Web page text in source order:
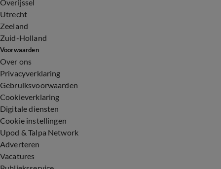
Overijssel
Utrecht
Zeeland
Zuid-Holland
Voorwaarden
Over ons
Privacyverklaring
Gebruiksvoorwaarden
Cookieverklaring
Digitale diensten
Cookie instellingen
Upod & Talpa Network
Adverteren
Vacatures